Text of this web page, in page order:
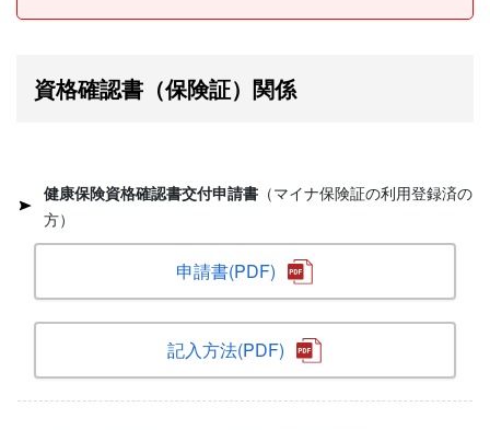
資格確認書（保険証）関係
健康保険資格確認書交付申請書 （マイナ保険証の利用登録済の
方）
申請書(PDF)
記入方法(PDF)